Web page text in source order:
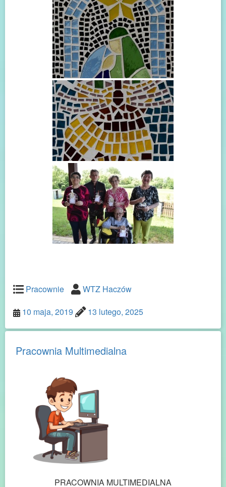
Pracownie
WTZ Haczów
10 maja, 2019
13 lutego, 2025
Pracownia Multimedialna
PRACOWNIA MULTIMEDIALNA